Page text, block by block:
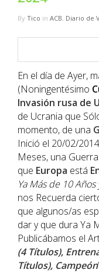
RIO 2016
By Tico in ACB, Diario de
En el día de Ayer,
(Noningentésimo
Invasión rusa de
de Ucrania que
momento, de una
Inició el 20/02/
Meses, una
que Europa está
Ya Más de 10
nos Recuerda
que algunos/as
dar y que dura Ya
Publicábamos el
(4 Títulos),
Títulos), Campeón